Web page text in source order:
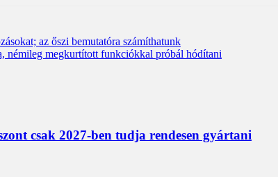
az őszi bemutatóra számíthatunk
némileg megkurtított funkciókkal próbál hódítani
csak 2027-ben tudja rendesen gyártani